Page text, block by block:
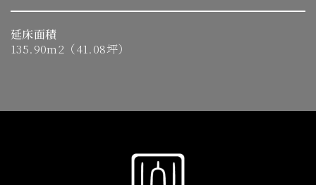
延床面積
135.90m2（41.08坪）